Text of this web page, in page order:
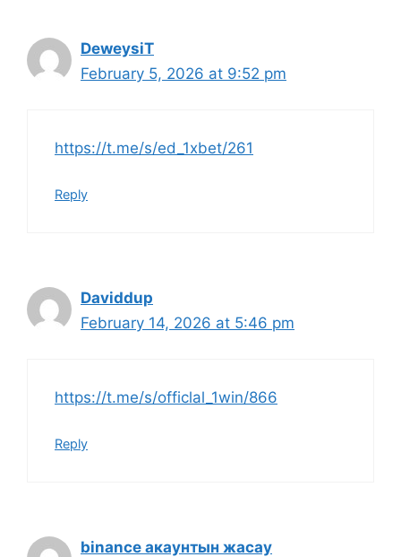
DeweysiT
February 5, 2026 at 9:52 pm
https://t.me/s/ed_1xbet/261
Reply
Daviddup
February 14, 2026 at 5:46 pm
https://t.me/s/officlal_1win/866
Reply
binance акаунтын жасау